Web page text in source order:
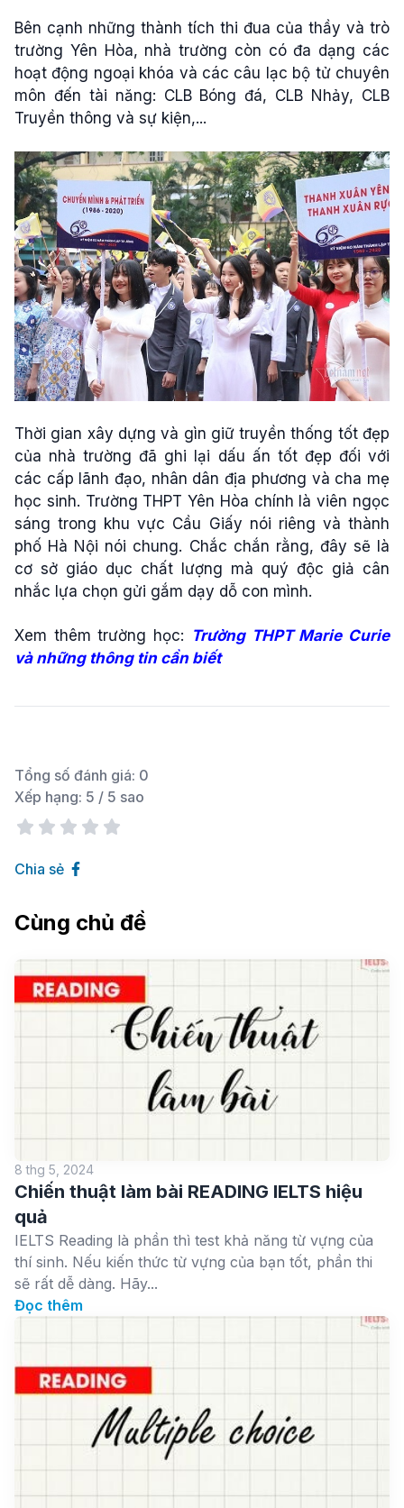
Bên cạnh những thành tích thi đua của thầy và trò
trường Yên Hòa, nhà trường còn có đa dạng các
hoạt động ngoại khóa và các câu lạc bộ tử chuyên
môn đến tài năng: CLB Bóng đá, CLB Nhảy, CLB
Truyền thông và sự kiện,...
Thời gian xây dựng và gìn giữ truyền thống tốt đẹp
của nhà trường đã ghi lại dấu ấn tốt đẹp đối với
các cấp lãnh đạo, nhân dân địa phương và cha mẹ
học sinh. Trường THPT Yên Hòa chính là viên ngọc
sáng trong khu vực Cầu Giấy nói riêng và thành
phố Hà Nội nói chung. Chắc chắn rằng, đây sẽ là
cơ sở giáo dục chất lượng mà quý độc giả cân
nhắc lựa chọn gửi gắm dạy dỗ con mình.
Xem thêm trường học: Trường THPT Marie Curie
và những thông tin cần biết
Tổng số đánh giá: 0
Xếp hạng: 5 / 5 sao
Chia sẻ
Cùng chủ đề
8 thg 5, 2024
Chiến thuật làm bài READING IELTS hiệu
quả
IELTS Reading là phần thì test khả năng từ vựng của
thí sinh. Nếu kiến thức từ vựng của bạn tốt, phần thi
sẽ rất dễ dàng. Hãy...
Đọc thêm